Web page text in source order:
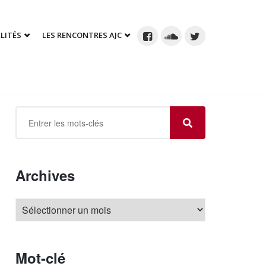
LES RENCONTRES AJC
Archives
Mot-clé